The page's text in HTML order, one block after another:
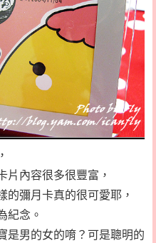
片內容很多很豐富，
的彌月卡真的很可愛耶，
紀念。
是男的女的唷？可是聰明的